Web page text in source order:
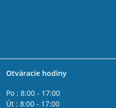
Otváracie hodiny
Po : 8:00 - 17:00
Út : 8:00 - 17:00